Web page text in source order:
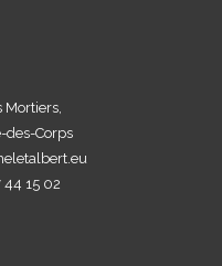
Mortiers,
des-Corps
44 15 02